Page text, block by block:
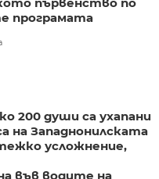
програмата
200 души са ухапани
на Западнонилската
усложнение,
във водите на